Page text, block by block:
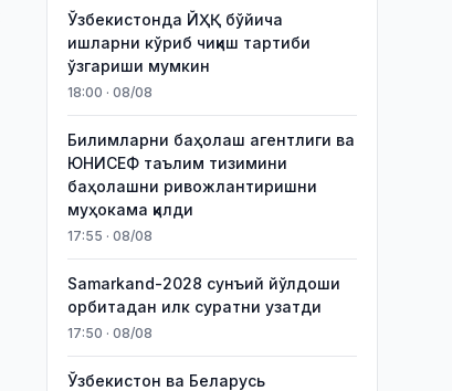
Ўзбекистонда ЙҲҚ бўйича
ишларни кўриб чиқиш тартиби
ўзгариши мумкин
18:00 · 08/08
Билимларни баҳолаш агентлиги ва
ЮНИСЕФ таълим тизимини
баҳолашни ривожлантиришни
муҳокама қилди
17:55 · 08/08
Samarkand-2028 сунъий йўлдоши
орбитадан илк суратни узатди
17:50 · 08/08
Ўзбекистон ва Беларусь